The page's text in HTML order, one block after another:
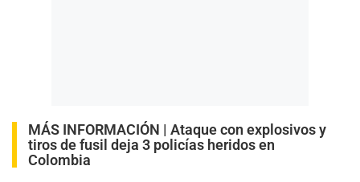
MÁS INFORMACIÓN | Ataque con explosivos y
tiros de fusil deja 3 policías heridos en
Colombia